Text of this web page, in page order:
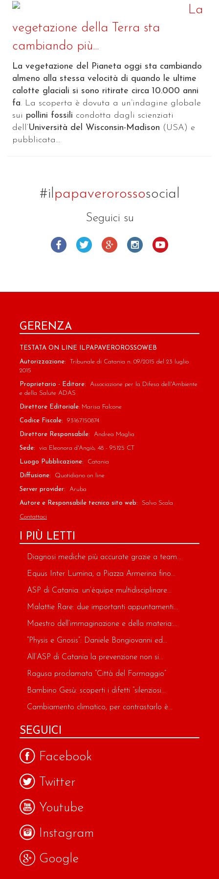
La
vegetazione della Terra sta
cambiando più...
La vegetazione del Pianeta oggi sta cambiando
almeno alla stessa velocità di quando le ultime
calotte glaciali si sono ritirate circa 10.000 anni
fa. La scoperta è dovuta a un’indagine globale
sui pollini fossili condotta dagli scienziati
dell’Università del Wisconsin-Madison (USA) e
pubblicata...
#ilpapaverorossosocial
Seguici su
GERENZA
TESTATA ON LINE ILPAPAVEROROSSOWEB
Autorizzazione: Tribunale di Catania n. 09/2015 del 23 luglio
2015
Proprietario - Editore: Associazione per la Difesa dell'Ambiente
e della Salute ADAS
Direttore Editoriale: Marisa Falcone
Codice Fiscale: 93167150874
Direttore Responsabile: Andrea Maglia
Sede: via Eleonora d'Angiò, 48 - 95125 CT
Luogo Pubblicazione: Catania
Diffusione: Quotidiano on line
Server provider: Aruba
Autore e Responsabile tecnico sito web: Salvo Scala
Contattaci
I PIÙ LETTI
Diagnosi mediche più accurate grazie a team...
Equus Inter Lumina, a Piazza Armerina fino...
ASP di Catania: un’équipe multidisciplinare...
Malattie Rare: due importanti appuntamenti...
Maestro dell’immaginazione e della materia:...
“Physis e Gnosis”: Daniele Bongiovanni ed...
All’ASP di Catania la prevenzione non si...
Ragusa proclamata “Città del Formaggio”
Bambino Gesù: scoperti i difetti “silenziosi...
Cambiamento climatico, per contrastarlo è...
SEGUICI
Facebook
Twitter
Youtube
Instagram
Google